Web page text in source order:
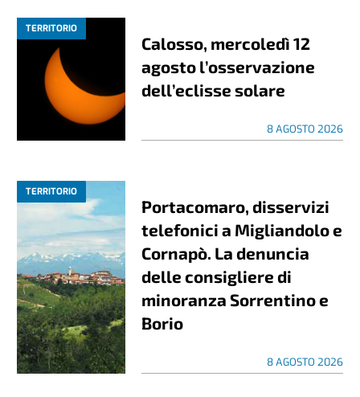
TERRITORIO
Calosso, mercoledì 12
agosto l’osservazione
dell’eclisse solare
8 AGOSTO 2026
TERRITORIO
Portacomaro, disservizi
telefonici a Migliandolo e
Cornapò. La denuncia
delle consigliere di
minoranza Sorrentino e
Borio
8 AGOSTO 2026